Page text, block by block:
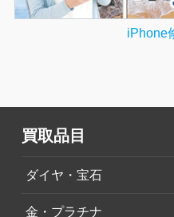
iPhone
買取品目
ダイヤ・宝石
金・プラチナ